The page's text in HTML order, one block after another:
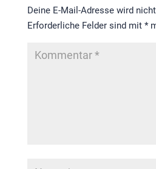
Deine E-Mail-Adresse wird
Erforderliche Felder sind mit *